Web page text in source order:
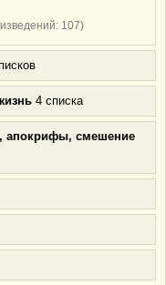
107)
4 списка
апокрифы, смешение